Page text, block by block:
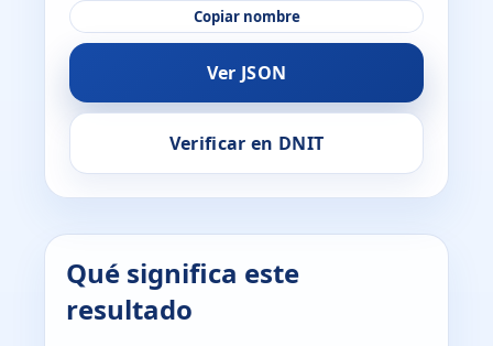
Copiar nombre
Ver JSON
Verificar en DNIT
Qué significa este
resultado